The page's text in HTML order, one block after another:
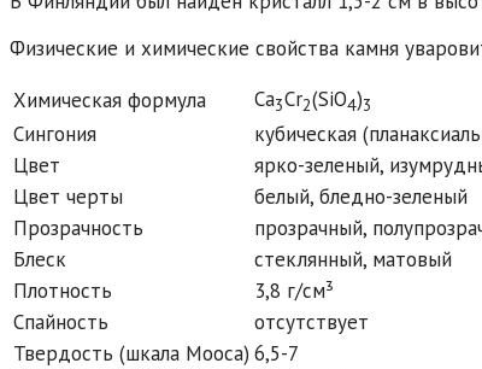
Физические и химические свойства камня
Химическая формула
Ca3Cr2(SiO4)3
Сингония
кубическая
Цвет
ярко-зеленый,
Цвет черты
белый, бледно-зеленый
Прозрачность
прозрачный,
Блеск
стеклянный, матовый
Плотность
3,8 г/см³
Спайность
отсутствует
Твердость (шкала Мооса) 6,5-7